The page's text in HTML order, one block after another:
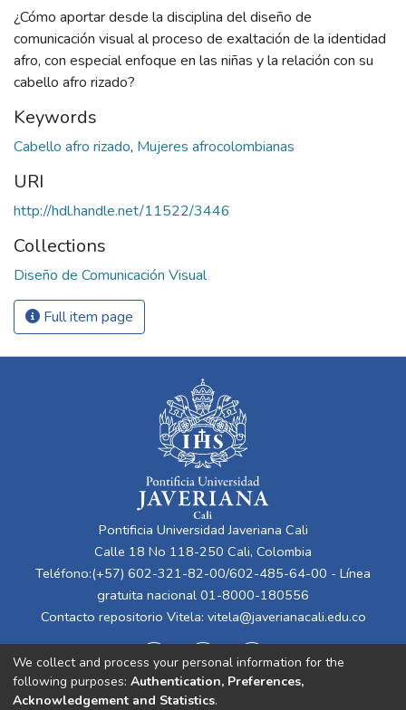
¿Cómo aportar desde la disciplina del diseño de
comunicación visual al proceso de exaltación de la identidad
afro, con especial enfoque en las niñas y la relación con su
cabello afro rizado?
Keywords
Cabello afro rizado, Mujeres afrocolombianas
URI
http://hdl.handle.net/11522/3446
Collections
Diseño de Comunicación Visual
Full item page
Pontificia Universidad Javeriana Cali
Calle 18 No 118-250 Cali, Colombia
Teléfono:(+57) 602-321-82-00/602-485-64-00 - Línea
gratuita nacional 01-8000-180556
Contacto repositorio Vitela: vitela@javerianacali.edu.co
We collect and process your personal information for the
following purposes: Authentication, Preferences,
Acknowledgement and Statistics.